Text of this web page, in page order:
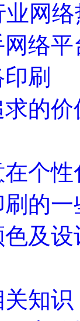
业网
络
刷
的
个
的一
及设
知识